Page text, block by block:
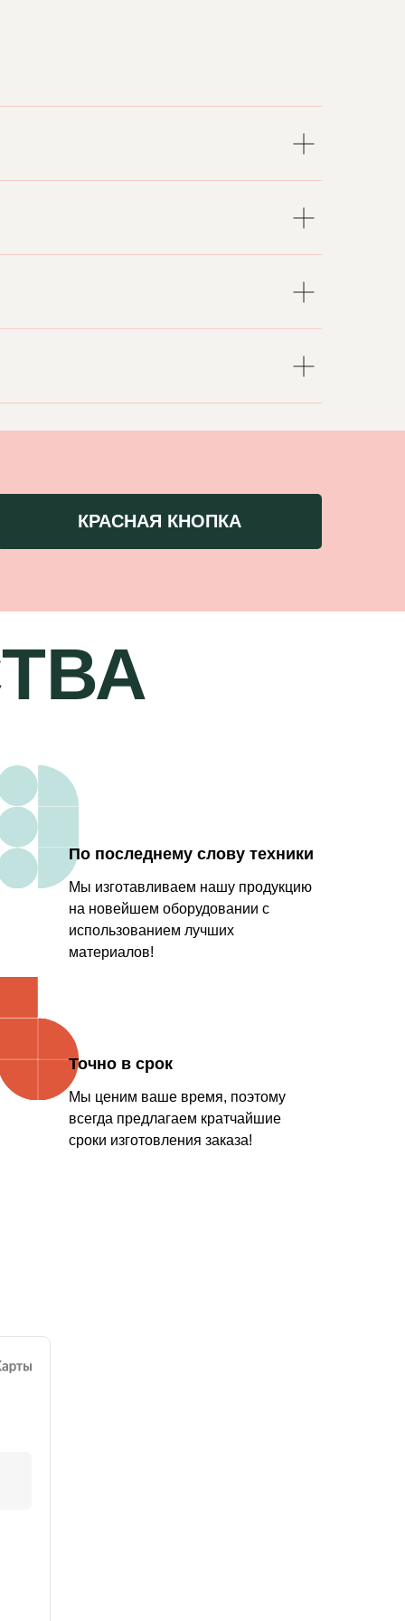
КРАСНАЯ КНОПКА
Мы изготавливаем нашу продукцию
на новейшем оборудовании с
использованием лучших
материалов!
По последнему слову техники
Мы ценим ваше время, поэтому
всегда предлагаем кратчайшие
сроки изготовления заказа!
Точно в срок